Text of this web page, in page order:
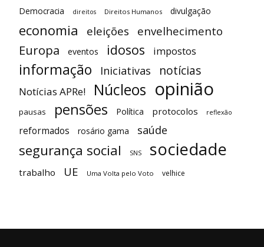
Democracia direitos Direitos Humanos divulgação
economia eleições envelhecimento
Europa eventos idosos impostos
informação Iniciativas notícias
Notícias APRe! Núcleos opinião
pausas pensões Política protocolos reflexão
reformados rosário gama saúde
segurança social SNS sociedade
trabalho UE Uma Volta pelo Voto velhice